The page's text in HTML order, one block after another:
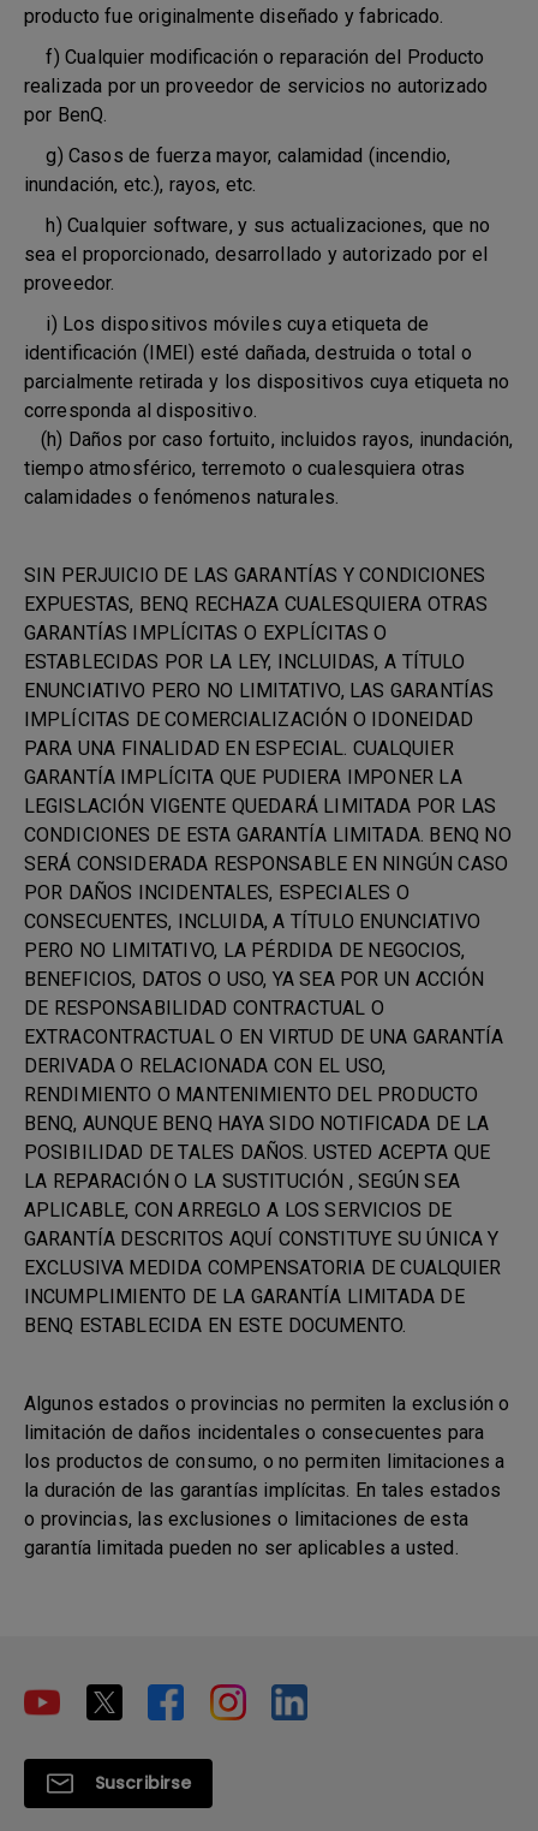
producto fue originalmente diseñado y fabricado.
f) Cualquier modificación o reparación del Producto
realizada por un proveedor de servicios no autorizado
por BenQ.
g) Casos de fuerza mayor, calamidad (incendio,
inundación, etc.), rayos, etc.
h) Cualquier software, y sus actualizaciones, que no
sea el proporcionado, desarrollado y autorizado por el
proveedor.
i) Los dispositivos móviles cuya etiqueta de
identificación (IMEI) esté dañada, destruida o total o
parcialmente retirada y los dispositivos cuya etiqueta no
corresponda al dispositivo.
(h) Daños por caso fortuito, incluidos rayos, inundación,
tiempo atmosférico, terremoto o cualesquiera otras
calamidades o fenómenos naturales.
SIN PERJUICIO DE LAS GARANTÍAS Y CONDICIONES
EXPUESTAS, BENQ RECHAZA CUALESQUIERA OTRAS
GARANTÍAS IMPLÍCITAS O EXPLÍCITAS O
ESTABLECIDAS POR LA LEY, INCLUIDAS, A TÍTULO
ENUNCIATIVO PERO NO LIMITATIVO, LAS GARANTÍAS
IMPLÍCITAS DE COMERCIALIZACIÓN O IDONEIDAD
PARA UNA FINALIDAD EN ESPECIAL. CUALQUIER
GARANTÍA IMPLÍCITA QUE PUDIERA IMPONER LA
LEGISLACIÓN VIGENTE QUEDARÁ LIMITADA POR LAS
CONDICIONES DE ESTA GARANTÍA LIMITADA. BENQ NO
SERÁ CONSIDERADA RESPONSABLE EN NINGÚN CASO
POR DAÑOS INCIDENTALES, ESPECIALES O
CONSECUENTES, INCLUIDA, A TÍTULO ENUNCIATIVO
PERO NO LIMITATIVO, LA PÉRDIDA DE NEGOCIOS,
BENEFICIOS, DATOS O USO, YA SEA POR UN ACCIÓN
DE RESPONSABILIDAD CONTRACTUAL O
EXTRACONTRACTUAL O EN VIRTUD DE UNA GARANTÍA
DERIVADA O RELACIONADA CON EL USO,
RENDIMIENTO O MANTENIMIENTO DEL PRODUCTO
BENQ, AUNQUE BENQ HAYA SIDO NOTIFICADA DE LA
POSIBILIDAD DE TALES DAÑOS. USTED ACEPTA QUE
LA REPARACIÓN O LA SUSTITUCIÓN , SEGÚN SEA
APLICABLE, CON ARREGLO A LOS SERVICIOS DE
GARANTÍA DESCRITOS AQUÍ CONSTITUYE SU ÚNICA Y
EXCLUSIVA MEDIDA COMPENSATORIA DE CUALQUIER
INCUMPLIMIENTO DE LA GARANTÍA LIMITADA DE
BENQ ESTABLECIDA EN ESTE DOCUMENTO.
Algunos estados o provincias no permiten la exclusión o
limitación de daños incidentales o consecuentes para
los productos de consumo, o no permiten limitaciones a
la duración de las garantías implícitas. En tales estados
o provincias, las exclusiones o limitaciones de esta
garantía limitada pueden no ser aplicables a usted.
Suscribirse